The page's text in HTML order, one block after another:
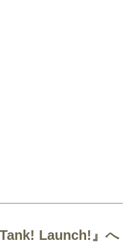
Launch!』へ